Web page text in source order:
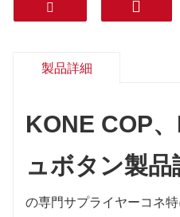
宅配便: DHL FEDEX
込み）：韓国、南アジ
製品詳細
KONE COP
ュボタン製品
の専門サプライヤーコネ